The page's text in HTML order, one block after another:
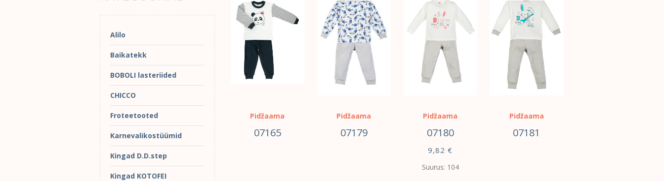
Pidžaama
07165
Pidžaama
07179
Pidžaama
07180
9,82 €
Suurus: 104
Pidžaama
07181
Alilo
Baikatekk
BOBOLI lasteriided
CHICCO
Froteetooted
Karnevalikostüümid
Kingad D.D.step
Kingad KOTOFEI